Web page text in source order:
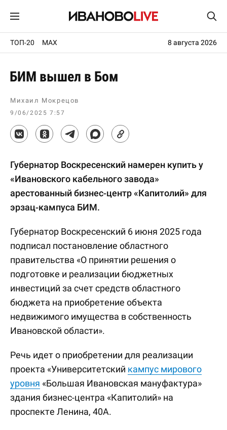
ТОП-20 MAX 8 августа 2026
БИМ вышел в Бом
Михаил Мокрецов
9/06/2025 7:57
Губернатор Воскресенский намерен купить у
«Ивановского кабельного завода»
арестованный бизнес-центр «Капитолий» для
эрзац-кампуса БИМ.
Губернатор Воскресенский 6 июня 2025 года
подписал постановление областного
правительства «О принятии решения о
подготовке и реализации бюджетных
инвестиций за счет средств областного
бюджета на приобретение объекта
недвижимого имущества в собственность
Ивановской области».
Речь идет о приобретении для реализации
проекта «Университетский кампус мирового
уровня «Большая Ивановская мануфактура»
здания бизнес-центра «Капитолий» на
проспекте Ленина, 40А.